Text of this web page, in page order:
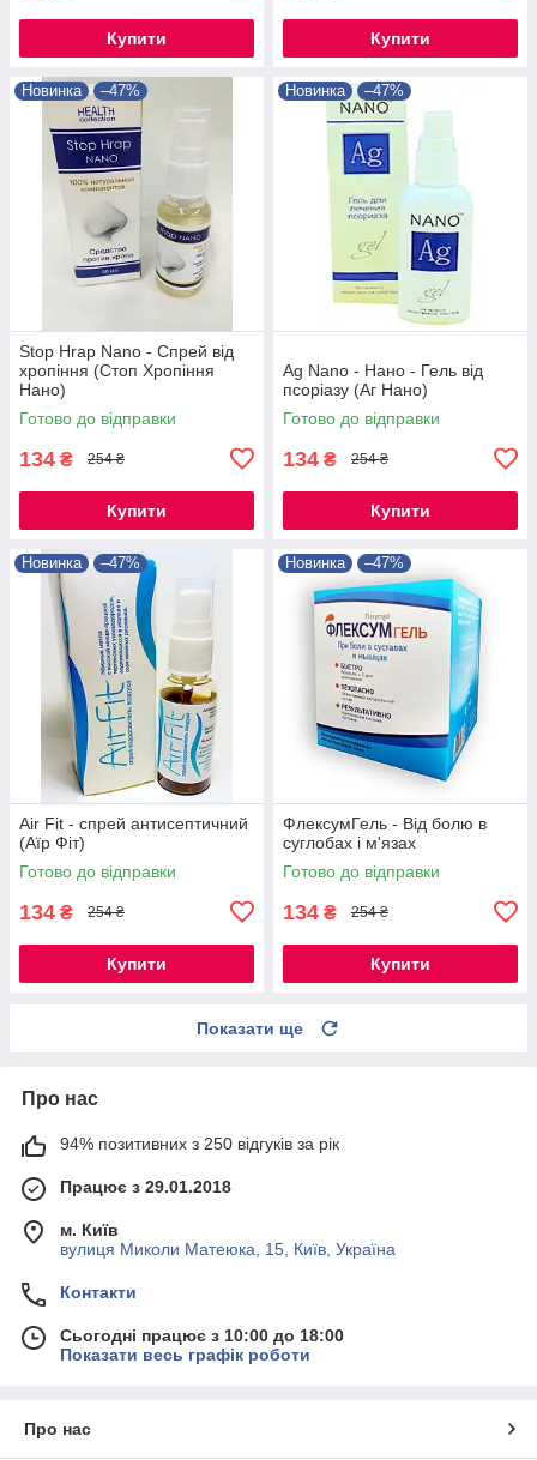
Купити Купити
Новинка –47%
Stop Hrap Nano - Спрей від
хропіння (Стоп Хропіння
Нано)
Готово до відправки
134 ₴ 254 ₴
Купити
Новинка –47%
Ag Nano - Нано - Гель від
псоріазу (Аг Нано)
Готово до відправки
134 ₴ 254 ₴
Купити
Новинка –47%
Air Fit - спрей антисептичний
(Аїр Фіт)
Готово до відправки
134 ₴ 254 ₴
Купити
Новинка –47%
ФлексумГель - Від болю в
суглобах і м'язах
Готово до відправки
134 ₴ 254 ₴
Купити
Показати ще
Про нас
94% позитивних з 250 відгуків за рік
Працює з 29.01.2018
м. Київ
вулиця Миколи Матеюка, 15, Київ, Україна
Контакти
Сьогодні працює з 10:00 до 18:00
Показати весь графік роботи
Про нас